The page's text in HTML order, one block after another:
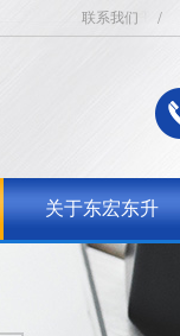
联系我们 /
关于东宏东升